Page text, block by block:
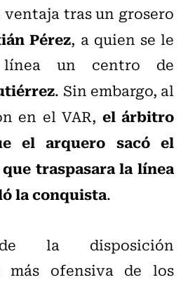
ventaja tras un grosero
Pérez, a quien se le
un centro de
. Sin embargo, al
en el VAR, el árbitro
el arquero sacó el
traspasara la línea
la conquista.
la disposición
más ofensiva de los